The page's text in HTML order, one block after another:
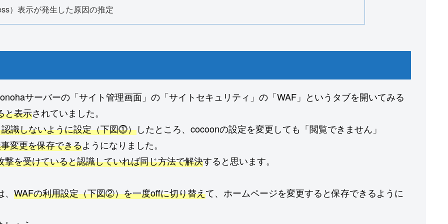
）表示が発生した原因の推定
サーバーの「サイト管理画面」の「サイトセキュリティ」の「WAF」というタブを開いてみる
と表示されていました。
識しないように設定（下図⓵）したところ、cocoonの設定を変更しても「閲覧できません」
変更を保存できるようになりました。
を受けていると認識していれば同じ方法で解決すると思います。
WAFの利用設定（下図②）を一度offに切り替えて、ホームページを変更すると保存できるように